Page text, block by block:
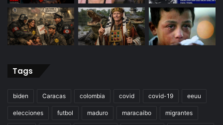
Tags
biden Caracas colombia covid covid-19 eeuu
elecciones futbol maduro maracaibo migrantes